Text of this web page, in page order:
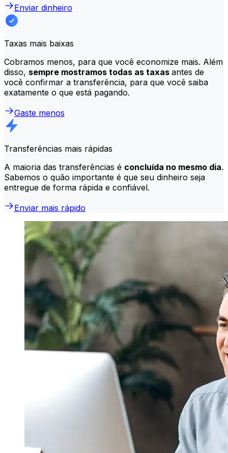
Enviar dinheiro
Taxas mais baixas
Cobramos menos, para que você economize mais. Além
disso, sempre mostramos todas as taxas antes de
você confirmar a transferência, para que você saiba
exatamente o que está pagando.
Gaste menos
Transferências mais rápidas
A maioria das transferências é concluída no mesmo dia.
Sabemos o quão importante é que seu dinheiro seja
entregue de forma rápida e confiável.
Enviar mais rápido